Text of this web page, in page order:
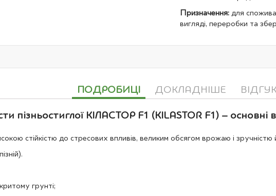
Призначення:для
вигляді, переробки та
ПОДРОБИЦІ
пізньостиглої КІЛАСТОР F1 (KILASTOR F1) – основні
стійкістю до стресових впливів, великим обсягом врожаю і зручністю
грунті;
ДОКЛАДНІШЕ